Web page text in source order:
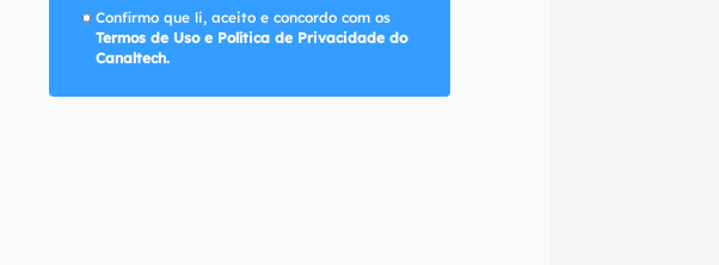
Confirmo que li, aceito e concordo com os
Termos de Uso e Política de Privacidade do
Canaltech.